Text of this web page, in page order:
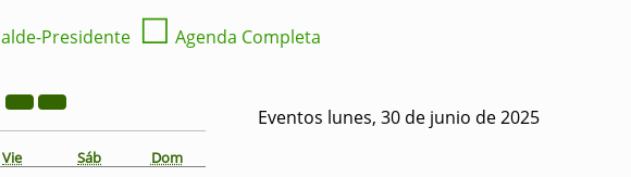
Presidente ☐ Agenda Completa
Vie Sáb Dom
Eventos lunes, 30 de junio de 2025